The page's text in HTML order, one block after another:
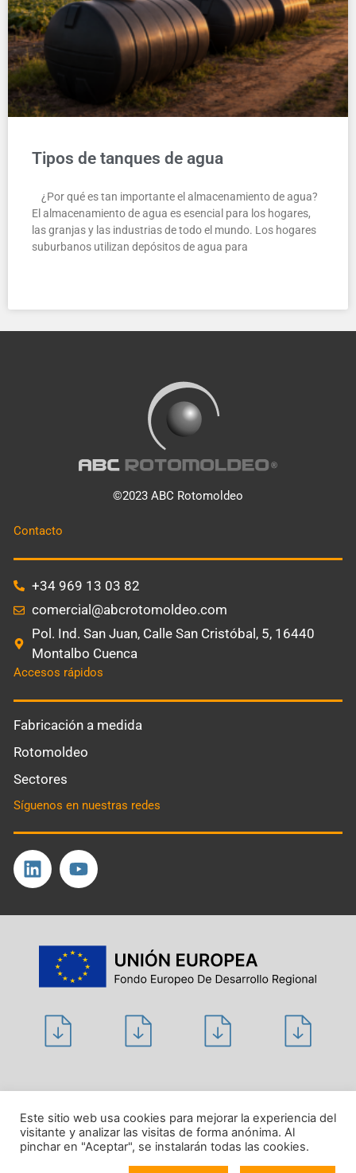
Tipos de tanques de agua
¿Por qué es tan importante el almacenamiento de agua?
El almacenamiento de agua es esencial para los hogares,
las granjas y las industrias de todo el mundo. Los hogares
suburbanos utilizan depósitos de agua para
©2023 ABC Rotomoldeo
Contacto
+34 969 13 03 82
comercial@abcrotomoldeo.com
Pol. Ind. San Juan, Calle San Cristóbal, 5, 16440
Montalbo Cuenca
Accesos rápidos
Fabricación a medida
Rotomoldeo
Sectores
Síguenos en nuestras redes
Aviso legal
Este sitio web usa cookies para mejorar la experiencia del
visitante y analizar las visitas de forma anónima. Al
pinchar en "Aceptar", se instalarán todas las cookies.